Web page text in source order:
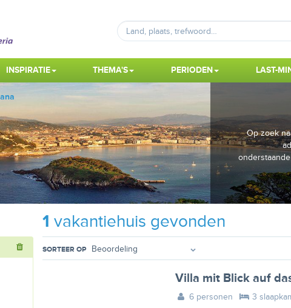
INSPIRATIE THEMA'S PERIODEN LAST-
Op zoek
1 vakantiehuis gevonden
SORTEER OP
Villa mit Blick auf
6 personen 3